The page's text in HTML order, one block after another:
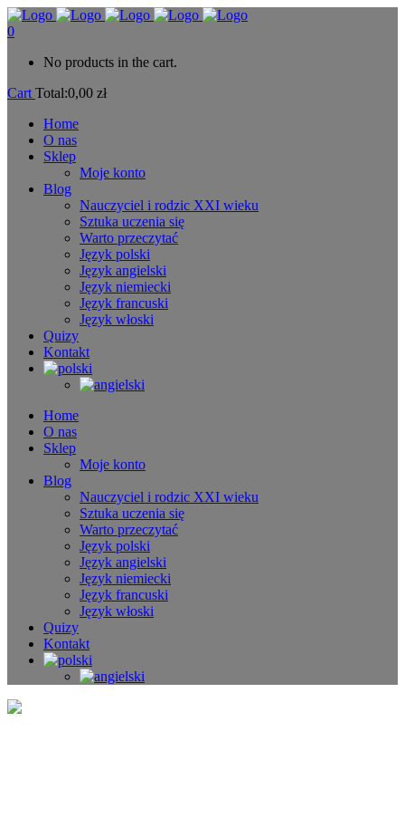
0
No products in the cart.
Cart Total:0,00 zł
Home
O nas
Sklep
Moje konto
Blog
Nauczyciel i rodzic XXI wieku
Sztuka uczenia się
Warto przeczytać
Język polski
Język angielski
Język niemiecki
Język francuski
Język włoski
Quizy
Kontakt
Home
O nas
Sklep
Moje konto
Blog
Nauczyciel i rodzic XXI wieku
Sztuka uczenia się
Warto przeczytać
Język polski
Język angielski
Język niemiecki
Język francuski
Język włoski
Quizy
Kontakt